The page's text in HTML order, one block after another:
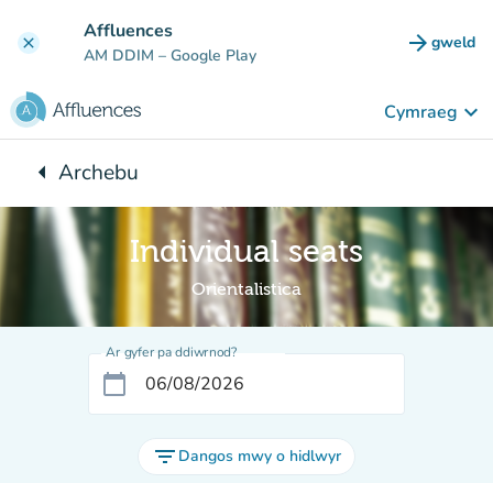
clear Affluences
AM DDIM – Google Play arrow_forward gweld
(tab
Cymraeg keyboard_arrow_down
arrow_leftYn ôl i:
Archebu
Individual seats
Orientalistica
Ar gyfer pa ddiwrnod?
calendar_today
filter_list Dangos mwy o hidlwyr